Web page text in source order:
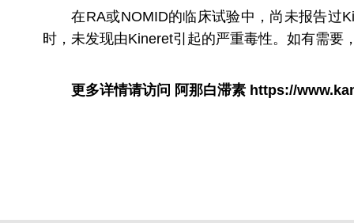
在RA或NOMID的临床试验中，尚未报告过
时，未发现由Kineret引起的严重毒性。如有需要
更多详情请访问 阿那白滞素 https://